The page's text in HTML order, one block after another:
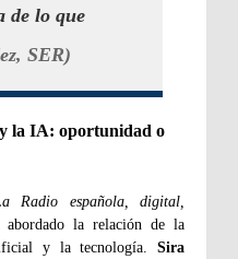
de lo que
SER)
la IA: oportunidad o
Radio española, digital,
abordado la relación de la
y la tecnología. Sira